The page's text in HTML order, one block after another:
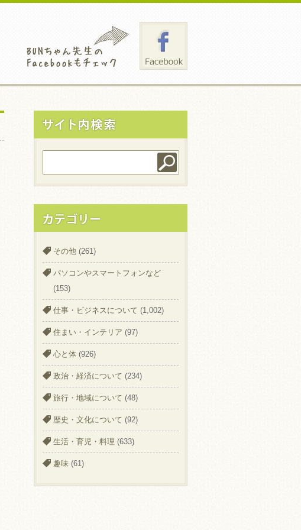
その他 (261)
パソコンやスマートフォンなど
(153)
仕事・ビジネスについて (1,002)
住まい・インテリア (97)
心と体 (926)
政治・経済について (234)
旅行・地域について (48)
歴史・文化について (92)
生活・育児・料理 (633)
趣味 (61)